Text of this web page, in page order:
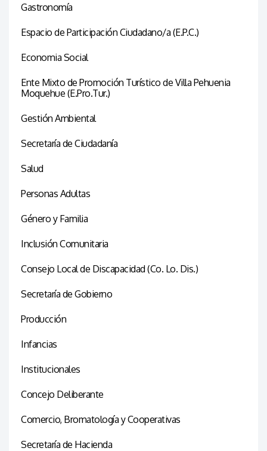
Gastronomía
Espacio de Participación Ciudadano/a (E.P.C.)
Economia Social
Ente Mixto de Promoción Turístico de Villa Pehuenia
Moquehue (E.Pro.Tur.)
Gestión Ambiental
Secretaría de Ciudadanía
Salud
Personas Adultas
Género y Familia
Inclusión Comunitaria
Consejo Local de Discapacidad (Co. Lo. Dis.)
Secretaría de Gobierno
Producción
Infancias
Institucionales
Concejo Deliberante
Comercio, Bromatología y Cooperativas
Secretaría de Hacienda